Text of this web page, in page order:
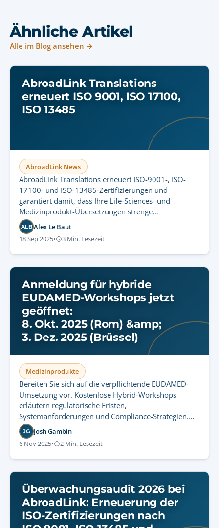
Ähnliche Artikel
Alle im Blog ansehen →
AbroadLink Translations
erneuert ISO 9001, ISO 17100,
ISO 13485
AbroadLink News
AbroadLink Translations erneuert ISO-9001-, ISO-
17100- und ISO-13485-Zertifizierungen und
garantiert damit, dass Ihre Life-Sciences- und
Medizinprodukt-Übersetzungen strenge
internationale Standards für regulatorische
Compliance und Patientensicherheit erfüllen.
ALB Alex Le Baut
18 Sep 2025• 3 Min. Lesezeit
Anmeldung für hybride
EUDAMED-Workshops jetzt
geöffnet:
8. Okt. 2025 (Rom) &amp;
3. Dez. 2025 (Brüssel)
Medizinprodukte
Bereiten Sie sich auf die verpflichtende EUDAMED-
Umsetzung vor. Kostenlose Hybrid-Workshops
erläutern regulatorische Fristen,
Systemanforderungen und Compliance-Strategien.
Jetzt für Rom und Brüssel registrieren.
JG Josh Gambín
6 Nov 2025• 2 Min. Lesezeit
Überwachungsaudit 2026 bei
AbroadLink: Erneuerung der
ISO-Zertifizierungen nach